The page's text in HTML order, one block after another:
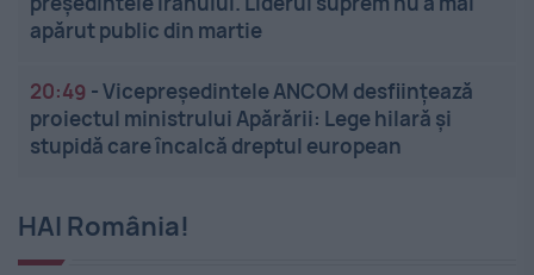
apărut public din martie
20:49 -Vicepreședintele ANCOM desființează
proiectul ministrului Apărării: Lege hilară și
stupidă care încalcă dreptul european
HAI România!